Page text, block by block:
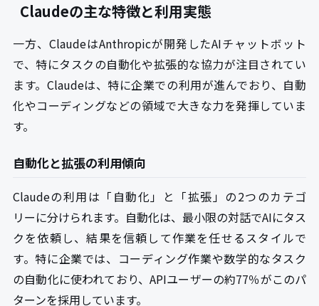
Claudeの主な特徴と利用実態
一方、ClaudeはAnthropicが開発したAIチャットボット
で、特にタスクの自動化や拡張的な協力が注目されてい
ます。Claudeは、特に企業での利用が進んでおり、自動
化やコーディングなどの領域で大きな力を発揮していま
す。
自動化と拡張の利用傾向
Claudeの利用は「自動化」と「拡張」の2つのカテゴ
リーに分けられます。自動化は、最小限の対話でAIにタス
クを依頼し、結果を信頼して作業を任せるスタイルで
す。特に企業では、コーディング作業や数学的なタスク
の自動化に使われており、APIユーザーの約77％がこのパ
ターンを採用しています。